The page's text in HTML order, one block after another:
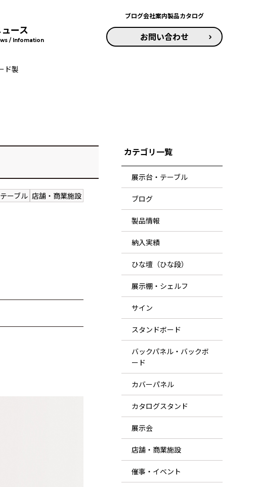
ース
/ Infomation
ブログ会社案内製品カタログ
お問い合わせ
ド製
ーブル 店舗・商業施設
カテゴリ一覧
展示台・テーブル
ブログ
製品情報
納入実績
ひな壇（ひな段）
展示棚・シェルフ
サイン
スタンドボード
バックパネル・バックボ
ード
カバーパネル
カタログスタンド
展示会
店舗・商業施設
催事・イベント